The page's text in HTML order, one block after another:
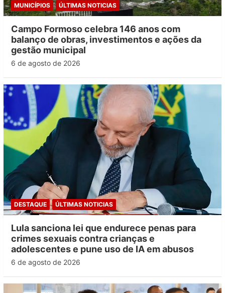
MUNICÍPIOS ÚLTIMAS NOTICIAS
Campo Formoso celebra 146 anos com
balanço de obras, investimentos e ações da
gestão municipal
6 de agosto de 2026
DESTAQUE ÚLTIMAS NOTICIAS
Lula sanciona lei que endurece penas para
crimes sexuais contra crianças e
adolescentes e pune uso de IA em abusos
6 de agosto de 2026